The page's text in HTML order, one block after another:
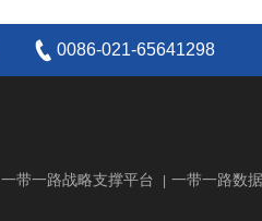
0086-021-65641298
一带一路战略支撑平台 一带一路数